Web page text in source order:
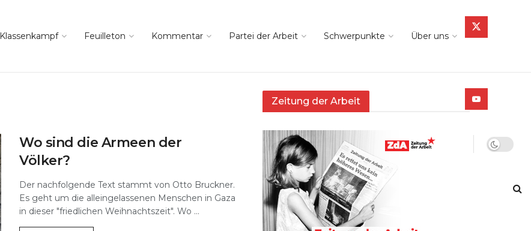
Klassenkampf Feuilleton Kommentar Partei der Arbeit Schwerpunkte Über uns
Wo sind die Armeen der
Völker?
Der nachfolgende Text stammt von Otto Bruckner.
Es geht um die alleingelassenen Menschen in Gaza
in dieser "friedlichen Weihnachtszeit". Wo ...
Zeitung der Arbeit